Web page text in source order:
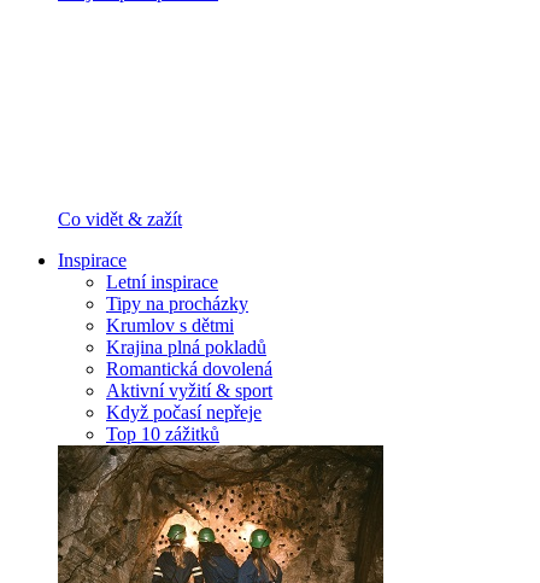
Co vidět & zažít
Inspirace
Letní inspirace
Tipy na procházky
Krumlov s dětmi
Krajina plná pokladů
Romantická dovolená
Aktivní vyžití & sport
Když počasí nepřeje
Top 10 zážitků